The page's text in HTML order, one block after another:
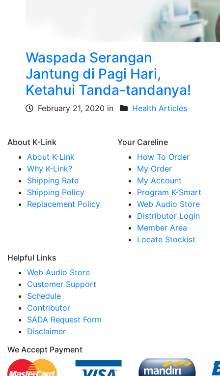
Waspada Serangan
Jantung di Pagi Hari,
Ketahui Tanda-tandanya!
February 21, 2020 in Health Articles
About K-Link
About K-Link
Why K-Link?
Shipping Rate
Shipping Policy
Replacement Policy
Your Careline
How To Order
My Order
My Account
Program K-Smart
Web Audio Store
Distributor Login
Member Area
Locate Stockist
Helpful Links
Web Audio Store
Customer Support
Schedule
Contributor
SADA Request Form
Disclaimer
We Accept Payment